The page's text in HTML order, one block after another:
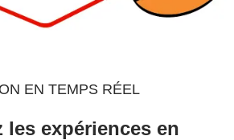
EN TEMPS RÉEL
les expériences en